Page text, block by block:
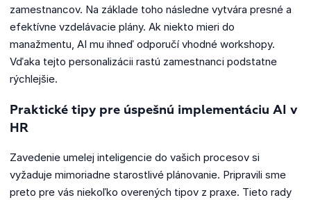
zamestnancov. Na základe toho následne vytvára presné a
efektívne vzdelávacie plány. Ak niekto mieri do
manažmentu, AI mu ihneď odporučí vhodné workshopy.
Vďaka tejto personalizácii rastú zamestnanci podstatne
rýchlejšie.
Praktické tipy pre úspešnú implementáciu AI v
HR
Zavedenie umelej inteligencie do vašich procesov si
vyžaduje mimoriadne starostlivé plánovanie. Pripravili sme
preto pre vás niekoľko overených tipov z praxe. Tieto rady